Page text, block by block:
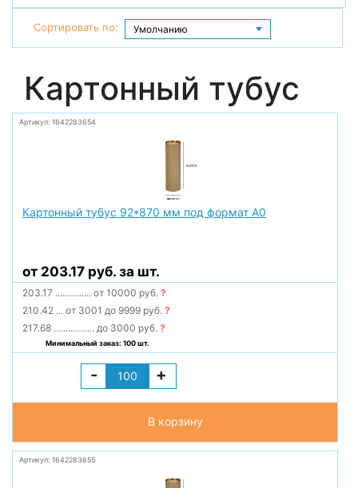
Сортировать по:
Картонный тубус
Артикул: 1642283654
Картонный тубус 92*870 мм под формат А0
от 203.17 руб. за шт.
203.17 ............... от 10000 руб.?
210.42 ... от 3001 до 9999 руб.?
217.68 ................. до 3000 руб.?
Минимальный заказ: 100 шт.
- +
В корзину
Артикул: 1642283655